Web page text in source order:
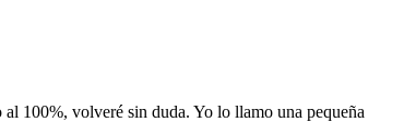
100%, volveré sin duda. Yo lo llamo una pequeña